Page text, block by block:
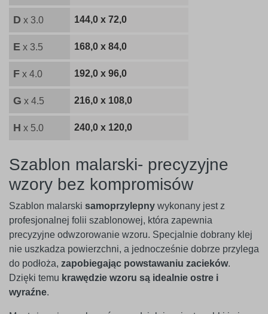
D x 3.0 144,0 x 72,0
E x 3.5 168,0 x 84,0
F x 4.0 192,0 x 96,0
G x 4.5 216,0 x 108,0
H x 5.0 240,0 x 120,0
Szablon malarski- precyzyjne
wzory bez kompromisów
Szablon malarski samoprzylepny wykonany jest z
profesjonalnej folii szablonowej, która zapewnia
precyzyjne odwzorowanie wzoru. Specjalnie dobrany klej
nie uszkadza powierzchni, a jednocześnie dobrze przylega
do podłoża, zapobiegając powstawaniu zacieków.
Dzięki temu krawędzie wzoru są idealnie ostre i
wyraźne.